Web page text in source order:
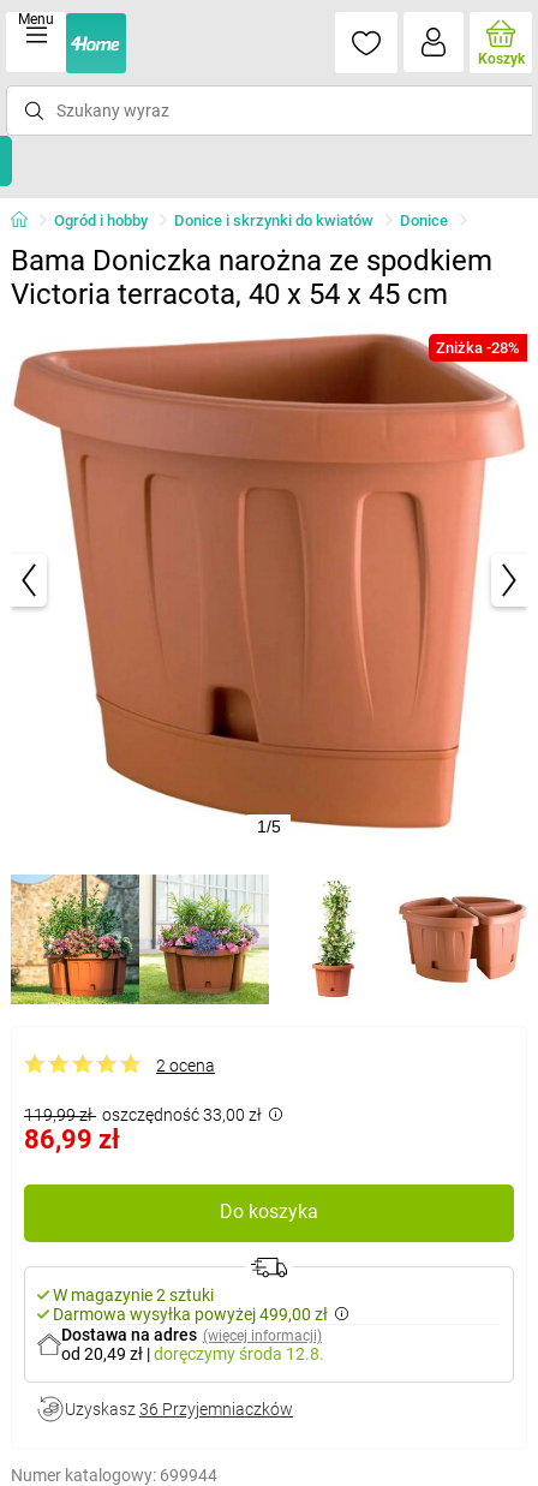
Menu
Koszyk
Ogród i hobby Donice i skrzynki do kwiatów Donice
Bama Doniczka narożna ze spodkiem
Victoria terracota, 40 x 54 x 45 cm
Zniżka -28%
1/5
2 ocena
119,99 zł oszczędność 33,00 zł
86,99 zł
Do koszyka
W magazynie 2 sztuki
Darmowa wysyłka powyżej 499,00 zł
Dostawa na adres (więcej informacji)
od 20,49 zł |doręczymyśroda 12.8.
Uzyskasz 36 Przyjemniaczków
Numer katalogowy: 699944